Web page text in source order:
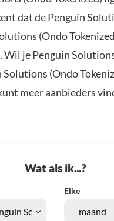
dat de Penguin
(Ondo
. Wil je Penguin
Solutions (Ondo
meer aanbieders
Wat als ik...?
Elke